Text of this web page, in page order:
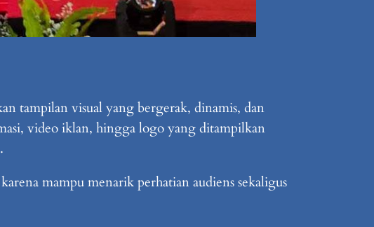
tampilan visual yang bergerak, dinamis, dan
video iklan, hingga logo yang ditampilkan
mampu menarik perhatian audiens sekaligus